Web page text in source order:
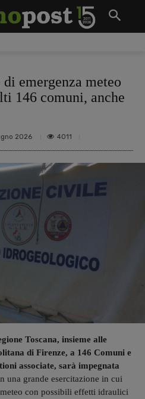
emergenza meteo
146 comuni, anche
2026 4011
Toscana, insieme alle
di Firenze, a 146 Comuni e
associate, sarà impegnata
una grande esercitazione in cui
con possibili effetti idraulici